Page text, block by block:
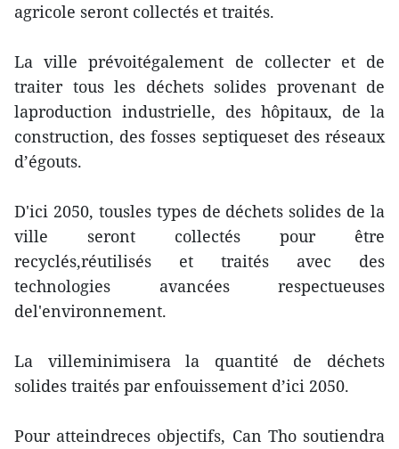
agricole seront collectés et traités.
La ville prévoitégalement de collecter et de
traiter tous les déchets solides provenant de
laproduction industrielle, des hôpitaux, de la
construction, des fosses septiqueset des réseaux
d’égouts.
D'ici 2050, tousles types de déchets solides de la
ville seront collectés pour être
recyclés,réutilisés et traités avec des
technologies avancées respectueuses
del'environnement.
La villeminimisera la quantité de déchets
solides traités par enfouissement d’ici 2050.
Pour atteindreces objectifs, Can Tho soutiendra